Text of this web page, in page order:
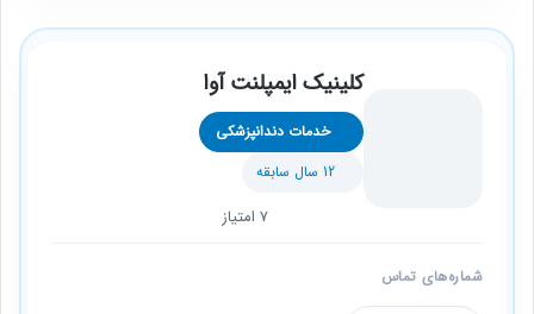
کلینیک ایمپلنت آوا
خدمات دندانپزشکی
12 سال سابقه
7 امتیاز
شماره‌های تماس